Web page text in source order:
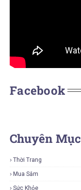
Facebook
Chuyên Mục
Thời Trang
Mua Sắm
Sức Khỏe